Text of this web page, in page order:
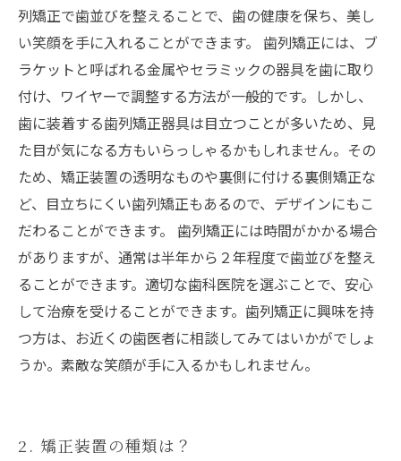
列矯正で歯並びを整えることで、歯の健康を保ち、美し
い笑顔を手に入れることができます。 歯列矯正には、ブ
ラケットと呼ばれる金属やセラミックの器具を歯に取り
付け、ワイヤーで調整する方法が一般的です。しかし、
歯に装着する歯列矯正器具は目立つことが多いため、見
た目が気になる方もいらっしゃるかもしれません。その
ため、矯正装置の透明なものや裏側に付ける裏側矯正な
ど、目立ちにくい歯列矯正もあるので、デザインにもこ
だわることができます。 歯列矯正には時間がかかる場合
がありますが、通常は半年から２年程度で歯並びを整え
ることができます。適切な歯科医院を選ぶことで、安心
して治療を受けることができます。歯列矯正に興味を持
つ方は、お近くの歯医者に相談してみてはいかがでしょ
うか。素敵な笑顔が手に入るかもしれません。
2. 矯正装置の種類は？